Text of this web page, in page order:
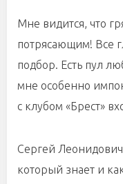
Мне видится, что
потрясающим! Все
подбор. Есть пул
мне особенно
с клубом «Брест»
Сергей
который знает и